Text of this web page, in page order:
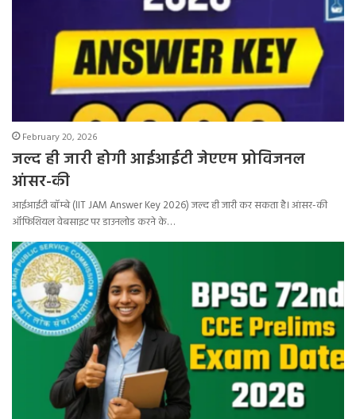
February 20, 2026
जल्द ही जारी होगी आईआईटी जेएएम प्रोविजनल
आंसर-की
आईआईटी बॉम्बे (IIT JAM Answer Key 2026) जल्द ही जारी कर सकता है। आंसर-की
ऑफिशियल वेबसाइट पर डाउनलोड करने के…